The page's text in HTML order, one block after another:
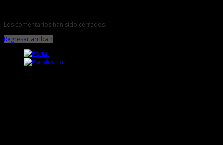
Los comentarios han sido cerrados.
Regresar arriba ↑